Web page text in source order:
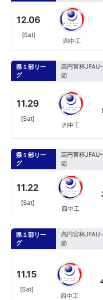
12.06
[Sat]
四中工
県１部リー
グ
高円宮杯
節
11.29
[Sat]
四中工
県１部リー
グ
高円宮杯
節
11.22
[Sat]
四中工
県１部リー
グ
高円宮杯
節
11.15
[Sat]
四中工